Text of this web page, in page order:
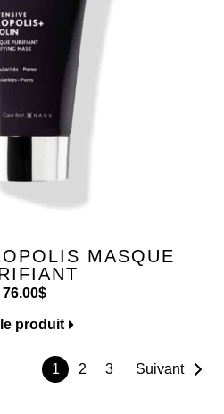
MASQUE
76.00$
produit
1 2 3 Suivant